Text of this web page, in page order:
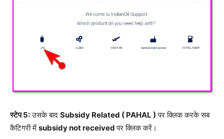
स्टेप 5:उसके बाद Subsidy Related ( PAHAL ) पर क्लिक करके सब
कैटिगरी में subsidy not receivedपर क्लिक करें।